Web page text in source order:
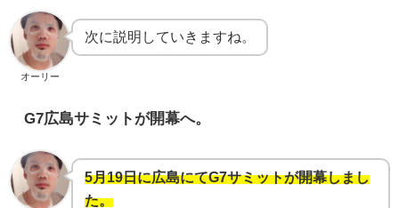
オーリー
次に説明していきますね。
G7広島サミットが開幕へ。
5月19日に広島にてG7サミットが開幕しまし
た。